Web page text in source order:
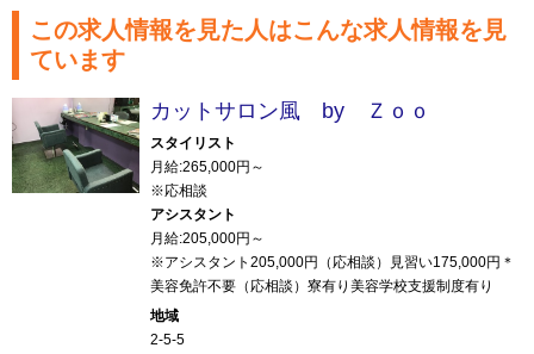
この求人情報を見た人はこんな求人情報を見
ています
カットサロン風 by Ｚｏｏ
スタイリスト
月給:265,000円～
※応相談
アシスタント
月給:205,000円～
※アシスタント205,000円（応相談）見習い175,000円＊
美容免許不要（応相談）寮有り美容学校支援制度有り
地域
2-5-5